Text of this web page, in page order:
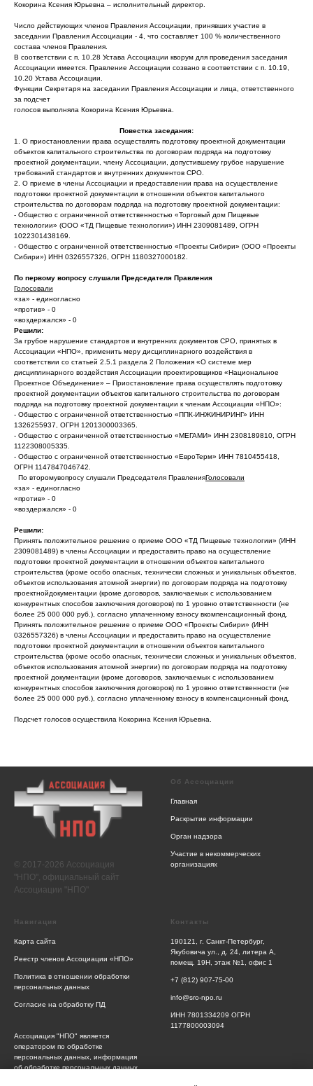
Кокорина Ксения Юрьевна – исполнительный директор.
Число действующих членов Правления Ассоциации, принявших участие в
заседании Правления Ассоциации - 4, что составляет 100 % количественного
состава членов Правления.
В соответствии с п. 10.28 Устава Ассоциации кворум для проведения заседания
Ассоциации имеется. Правление Ассоциации созвано в соответствии с п. 10.19,
10.20 Устава Ассоциации.
Функции Секретаря на заседании Правления Ассоциации и лица, ответственного
за подсчет
голосов выполняла Кокорина Ксения Юрьевна.
Повестка заседания:
1. О приостановлении права осуществлять подготовку проектной документации
объектов капитального строительства по договорам подряда на подготовку
проектной документации, члену Ассоциации, допустившему грубое нарушение
требований стандартов и внутренних документов СРО.
2. О приеме в члены Ассоциации и предоставлении права на осуществление
подготовки проектной документации в отношении объектов капитального
строительства по договорам подряда на подготовку проектной документации:
- Общество с ограниченной ответственностью «Торговый дом Пищевые
технологии» (ООО «ТД Пищевые технологии») ИНН 2309081489, ОГРН
1022301438169.
- Общество с ограниченной ответственностью «Проекты Сибири» (ООО «Проекты
Сибири») ИНН 0326557326, ОГРН 1180327000182.
По первому вопросу слушали Председателя Правления
Голосовали
«за» - единогласно
«против» - 0
«воздержался» - 0
Решили:
За грубое нарушение стандартов и внутренних документов СРО, принятых в
Ассоциации «НПО», применить меру дисциплинарного воздействия в
соответствии со статьей 2.5.1 раздела 2 Положения «О системе мер
дисциплинарного воздействия Ассоциации проектировщиков «Национальное
Проектное Объединение» – Приостановление права осуществлять подготовку
проектной документации объектов капитального строительства по договорам
подряда на подготовку проектной документации к членам Ассоциации «НПО»:
- Общество с ограниченной ответственностью «ППК-ИНЖИНИРИНГ» ИНН
1326255937, ОГРН 1201300003365.
- Общество с ограниченной ответственностью «МЕГАМИ» ИНН 2308189810, ОГРН
1122308005335.
- Общество с ограниченной ответственностью «ЕвроТерм» ИНН 7810455418,
ОГРН 1147847046742.
По второмувопросу слушали Председателя ПравленияГолосовали
«за» - единогласно
«против» - 0
«воздержался» - 0
Решили:
Принять положительное решение о приеме ООО «ТД Пищевые технологии» (ИНН
2309081489) в члены Ассоциации и предоставить право на осуществление
подготовки проектной документации в отношении объектов капитального
строительства (кроме особо опасных, технически сложных и уникальных объектов,
объектов использования атомной энергии) по договорам подряда на подготовку
проектнойдокументации (кроме договоров, заключаемых с использованием
конкурентных способов заключения договоров) по 1 уровню ответственности (не
более 25 000 000 руб.), согласно уплаченному взносу вкомпенсационный фонд.
Принять положительное решение о приеме ООО «Проекты Сибири» (ИНН
0326557326) в члены Ассоциации и предоставить право на осуществление
подготовки проектной документации в отношении объектов капитального
строительства (кроме особо опасных, технически сложных и уникальных объектов,
объектов использования атомной энергии) по договорам подряда на подготовку
проектной документации (кроме договоров, заключаемых с использованием
конкурентных способов заключения договоров) по 1 уровню ответственности (не
более 25 000 000 руб.), согласно уплаченному взносу в компенсационный фонд.
Подсчет голосов осуществила Кокорина Ксения Юрьевна.
© 2017-2026 Ассоциация
"НПО", официальный сайт
Ассоциации "НПО"
Об Ассоциации
Главная
Раскрытие информации
Орган надзора
Участие в некоммерческих
организациях
Навигация
Карта сайта
Реестр членов Ассоциации «НПО»
Политика в отношении обработки
персональных данных
Согласие на обработку ПД
Ассоциация "НПО" является
оператором по обработке
персональных данных, информация
об обработке персональных данных
Контакты
190121, г. Санкт-Петербург,
Якубовича ул., д. 24, литера А,
помещ. 19Н, этаж №1, офис 1
+7 (812) 907-75-00
info@sro-npo.ru
ИНН 7801334209 ОГРН
1177800003094